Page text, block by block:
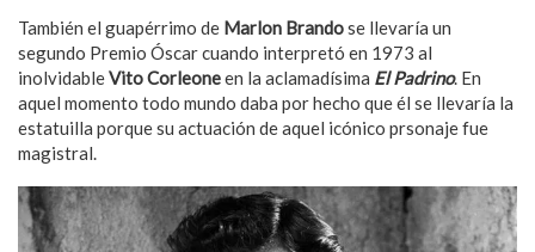
También el guapérrimo de Marlon Brandose llevaría un
segundo Premio Óscar cuando interpretó en 1973 al
inolvidableVito Corleoneen la aclamadísima El Padrino. En
aquel momento todo mundo daba por hecho que él se llevaría la
estatuilla porque su actuación de aquel icónico prsonaje fue
magistral.